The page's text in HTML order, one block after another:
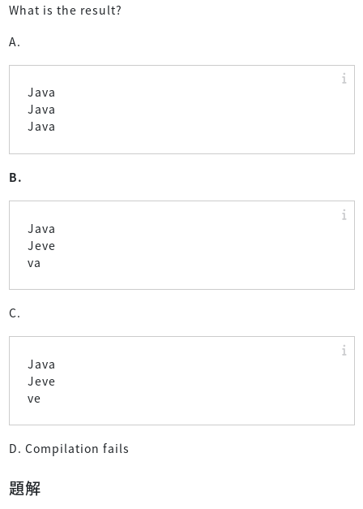
What is the result?
A.
Java
Java
Java
B.
Java
Jeve
va
C.
Java
Jeve
ve
D. Compilation fails
題解